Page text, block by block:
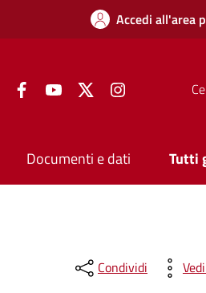
Accedi all'area
FacebookYouTube Twitter
Documenti e dati Tutti
Condividi